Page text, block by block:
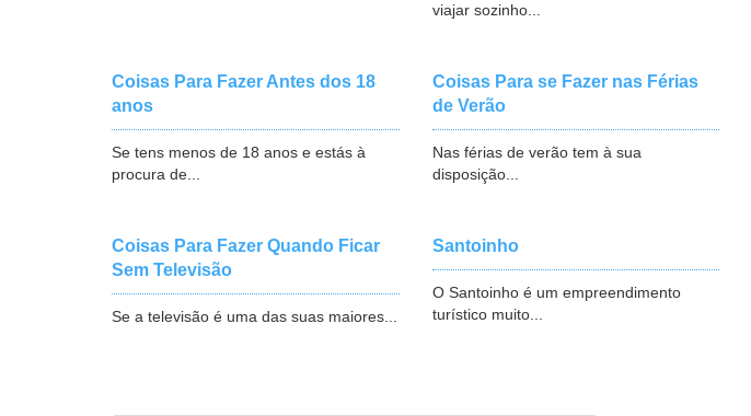
viajar sozinho...
Coisas Para Fazer Antes dos 18
anos
Se tens menos de 18 anos e estás à
procura de...
Coisas Para se Fazer nas Férias
de Verão
Nas férias de verão tem à sua
disposição...
Coisas Para Fazer Quando Ficar
Sem Televisão
Se a televisão é uma das suas maiores...
Santoinho
O Santoinho é um empreendimento
turístico muito...